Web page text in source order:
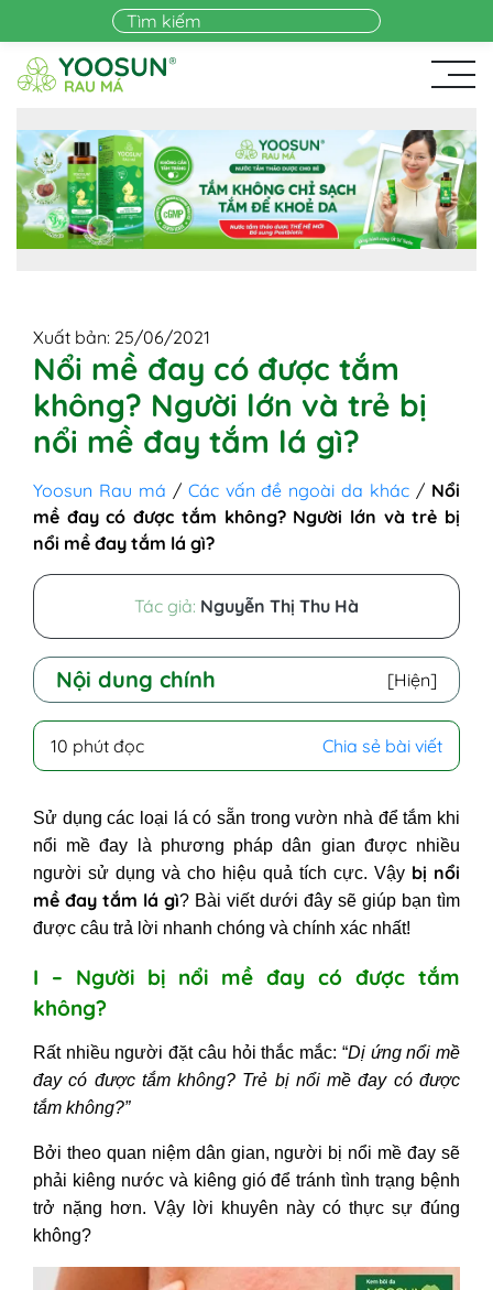
Skip to main content
Xuất bản: 25/06/2021
Nổi mề đay có được tắm
không? Người lớn và trẻ bị
nổi mề đay tắm lá gì?
Yoosun Rau má / Các vấn đề ngoài da khác / Nổi
mề đay có được tắm không? Người lớn và trẻ bị
nổi mề đay tắm lá gì?
Tác giả: Nguyễn Thị Thu Hà
Nội dung chính [Hiện]
I - Người bị nổi mề đay có được tắm
không?
1. Bé nổi mề đay tắm lá khế
2. Bé bị nổi mề đay tắm lá gì? Tắm lá
ngải cứu
3. Trẻ bị nổi mề đay tắm lá gì? Bé bị
mề đay tắm lá tía tô
III - Người lớn nổi mề đay tắm lá gì?
2. Nổi mề đay tắm gì? Người lớn nổi
mề đay tắm lá chè xanh
IV - Những lưu ý khi sử dụng lá
tắm chữa mề đay
10 phút đọc Chia sẻ bài viết
Sử dụng các loại lá có sẵn trong vườn nhà để tắm khi
nổi mề đay là phương pháp dân gian được nhiều
người sử dụng và cho hiệu quả tích cực. Vậy bị nổi
mề đay tắm lá gì? Bài viết dưới đây sẽ giúp bạn tìm
được câu trả lời nhanh chóng và chính xác nhất!
I – Người bị nổi mề đay có được tắm
không?
Rất nhiều người đặt câu hỏi thắc mắc: “Dị ứng nổi mề
đay có được tắm không? Trẻ bị nổi mề đay có được
tắm không?”
Bởi theo quan niệm dân gian, người bị nổi mề đay sẽ
phải kiêng nước và kiêng gió để tránh tình trạng bệnh
trở nặng hơn. Vậy lời khuyên này có thực sự đúng
không?